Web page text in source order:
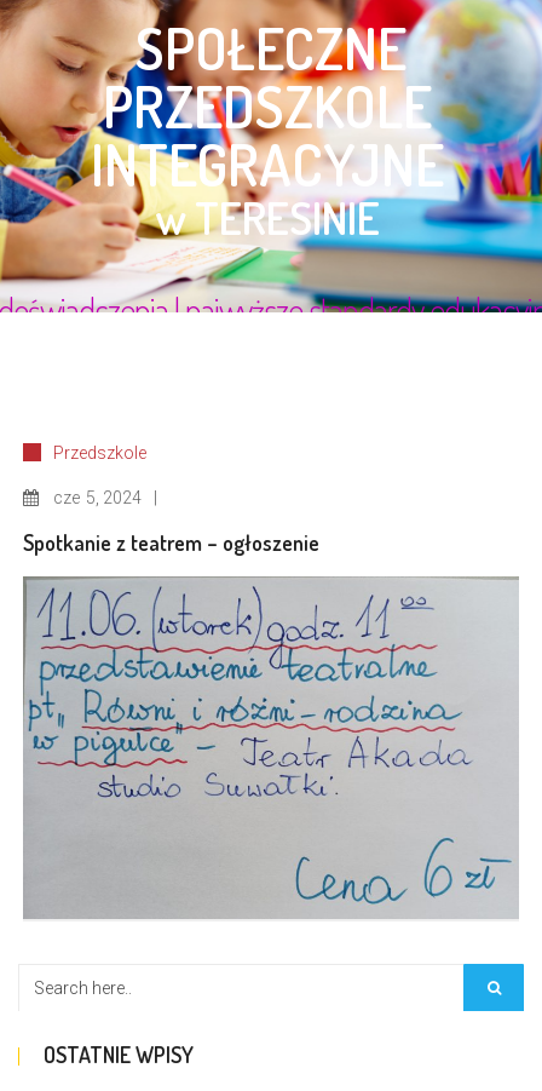
Przedszkole
cze 5, 2024
Spotkanie z teatrem – ogłoszenie
OSTATNIE WPISY